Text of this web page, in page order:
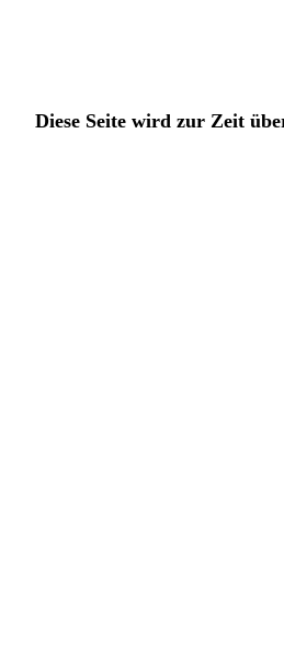
Diese Seite wird zur Zeit